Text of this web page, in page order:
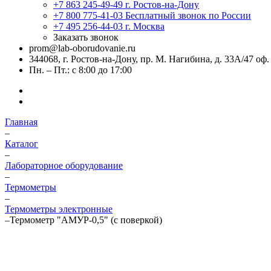
+7 863 245-49-49 г. Ростов-на-Дону
+7 800 775-41-03 Бесплатный звонок по России
+7 495 256-44-03 г. Москва
Заказать звонок
prom@lab-oborudovanie.ru
344068, г. Ростов-на-Дону, пр. М. Нагибина, д. 33А/47 оф.
Пн. – Пт.: с 8:00 до 17:00
Главная
–
Каталог
–
Лабораторное оборудование
–
Термометры
–
Термометры электронные
–Термометр "АМУР-0,5" (с поверкой)